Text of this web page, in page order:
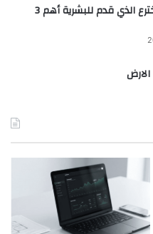
نيكولا تسلا المخترع الذي قدم للبشرية أهم 3